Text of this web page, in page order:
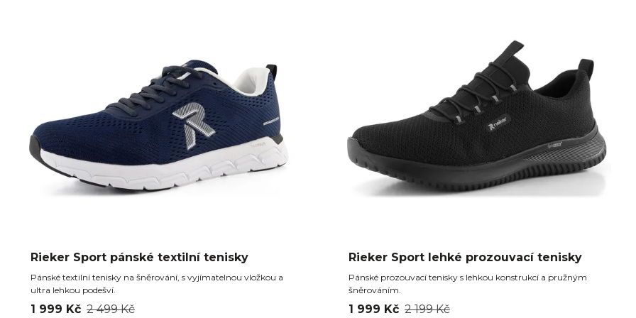
Rieker Sport pánské textilní tenisky
Pánské textilní tenisky na šněrování, s vyjímatelnou vložkou a
ultra lehkou podešví.
1 999 Kč 2 499 Kč
Rieker Sport lehké prozouvací tenisky
Pánské prozouvací tenisky s lehkou konstrukcí a pružným
šněrováním.
1 999 Kč 2 199 Kč